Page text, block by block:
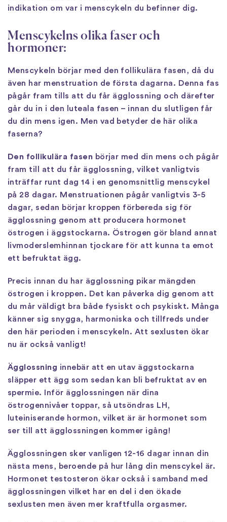
indikation om var i menscykeln du befinner dig.
Menscykelns olika faser och
hormoner:
Menscykeln börjar med den follikulära fasen, då du
även har menstruation de första dagarna. Denna fas
pågår fram tills att du får ägglossning och därefter
går du in i den luteala fasen – innan du slutligen får
du din mens igen. Men vad betyder de här olika
faserna?
Den follikulära fasen börjar med din mens och pågår
fram till att du får ägglossning, vilket vanligtvis
inträffar runt dag 14 i en genomsnittlig menscykel
på 28 dagar. Menstruationen pågår vanligtvis 3-5
dagar, sedan börjar kroppen förbereda sig för
ägglossning genom att producera hormonet
östrogen i äggstockarna. Östrogen gör bland annat
livmoderslemhinnan tjockare för att kunna ta emot
ett befruktat ägg.
Precis innan du har ägglossning pikar mängden
östrogen i kroppen. Det kan påverka dig genom att
du mår väldigt bra både fysiskt och psykiskt. Många
känner sig snygga, harmoniska och tillfreds under
den här perioden i menscykeln. Att sexlusten ökar
nu är också vanligt!
Ägglossning innebär att en utav äggstockarna
släpper ett ägg som sedan kan bli befruktat av en
spermie. Inför ägglossningen när dina
östrogennivåer toppar, så utsöndras LH,
luteiniserande hormon, vilket är är hormonet som
ser till att ägglossningen kommer igång!
Ägglossningen sker vanligen 12-16 dagar innan din
nästa mens, beroende på hur lång din menscykel är.
Hormonet testosteron ökar också i samband med
ägglossningen vilket har en del i den ökade
sexlusten men även mer kraftfulla orgasmer.